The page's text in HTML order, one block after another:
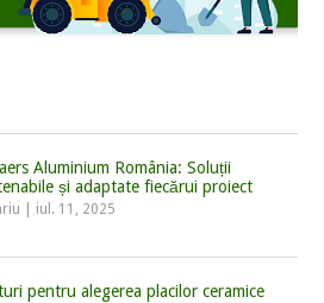
Aluminium România: Soluții
și adaptate fiecărui proiect
iul. 11, 2025
pentru alegerea placilor ceramice